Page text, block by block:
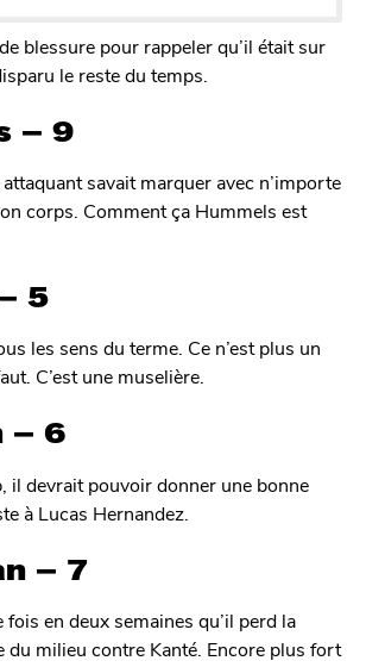
blessure pour rappeler qu’il était sur
le reste du temps.
– 9
savait marquer avec n’importe
corps. Comment ça Hummels est
5
les sens du terme. Ce n’est plus un
C’est une muselière.
– 6
il devrait pouvoir donner une bonne
à Lucas Hernandez.
– 7
fois en deux semaines qu’il perd la
du milieu contre Kanté. Encore plus fort